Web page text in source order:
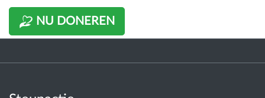
NU DONEREN